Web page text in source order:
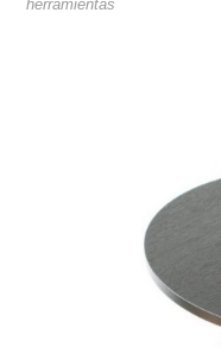
herramientas